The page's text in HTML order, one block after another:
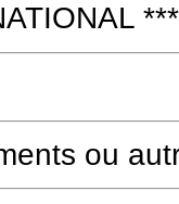
***
ou